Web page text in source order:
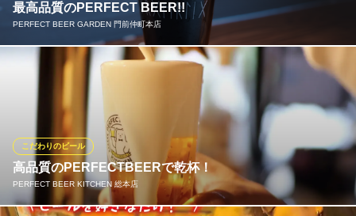
地下鉄東西線門前仲町駅1番出口 徒歩1分
東京都江東区富岡1-10-3 セブンスターマンション2F
最高品質のPERFECT BEER!!
PERFECT BEER GARDEN 門前仲町本店
サーバーのメンテナンスや樽の鮮度管理、徹底したグラス洗浄、
ガス圧管理をクリアした最高品質のビールをご提供！当店では、
飲食店限定のカカオ薫る特別な一杯「ガージェリースタウト」も
お楽しみいただけます。そのほか、オリジナルブレンドや泡を楽
しむミルコなど、多彩な飲み方で極上のビールをご堪能くださ
い！
PERFECT BEER GARDEN 門前仲町本店
高品質のPERFECTBEERで乾杯！
PERFECT BEER KITCHEN 総本店
こだわりのビール